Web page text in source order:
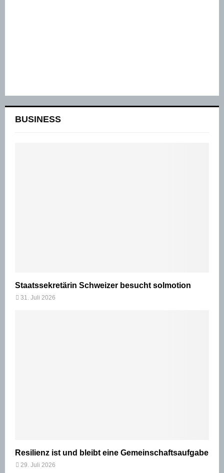
BUSINESS
Staatssekretärin Schweizer besucht solmotion
31. Juli 2026
Resilienz ist und bleibt eine Gemeinschaftsaufgabe
29. Juli 2026